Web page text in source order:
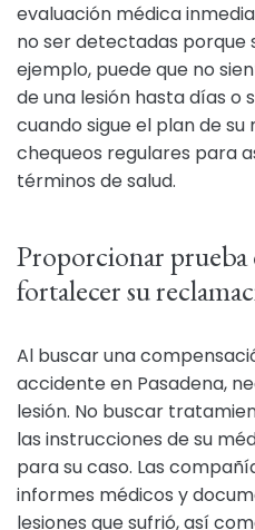
evaluación médica
no ser detectadas porque
ejemplo, puede que no
de una lesión hasta días o
cuando sigue el plan de
chequeos regulares para
términos de salud.
Proporcionar prueba
fortalecer su
Al buscar una
accidente en Pasadena,
lesión. No buscar
las instrucciones de su
para su caso. Las
informes médicos y
lesiones que sufrió, así